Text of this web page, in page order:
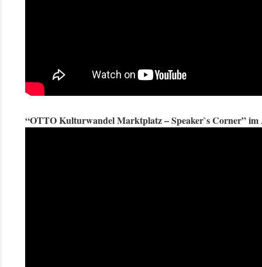
“OTTO Kulturwandel Marktplatz – Speaker`s Corner”